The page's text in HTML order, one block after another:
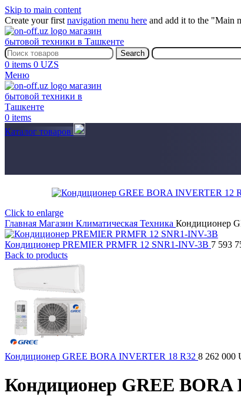
Skip to main content
Create your first navigation menu here and add it to the "Main
Search
0 items 0 UZS
Меню
0 items
Каталог товаров
Click to enlarge
Главная Магазин Климатическая Техника Кондиционер
Кондиционер PREMIER PRMFR 12 SNR1-INV-3B 7 593
Back to products
Кондиционер GREE BORA INVERTER 18 R32 8 262 000
Кондиционер GREE BORA